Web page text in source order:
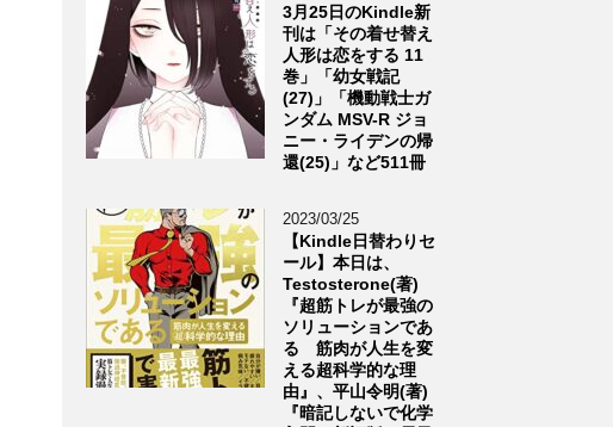
3月25日のKindle新
刊は「その着せ替え
人形は恋をする 11
巻」「幼女戦記
(27)」「機動戦士ガ
ンダム MSV-R ジョ
ニー・ライデンの帰
還(25)」など511冊
2023/03/25
【Kindle日替わりセ
ール】本日は、
Testosterone(著)
『超筋トレが最強の
ソリューションであ
る 筋肉が人生を変
える超科学的な理
由』、平山令明(著)
『暗記しないで化学